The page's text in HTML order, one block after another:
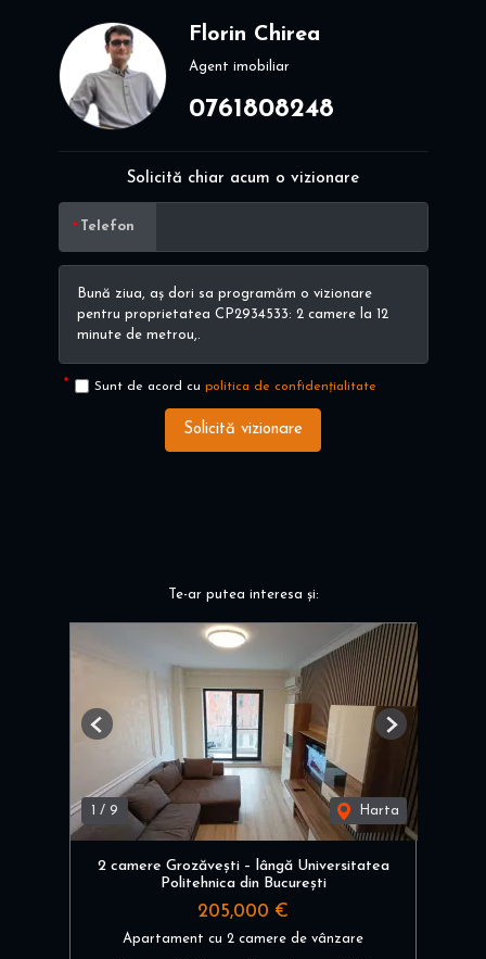
Florin Chirea
Agent imobiliar
0761808248
Solicită chiar acum o vizionare
Telefon
Sunt de acord cu politica de confidențialitate
Solicită vizionare
Te-ar putea interesa și:
/ 9 Harta
Previous Next
2 camere Grozăvești – lângă Universitatea
Politehnica din București
205,000 €
Apartament cu 2 camere de vânzare